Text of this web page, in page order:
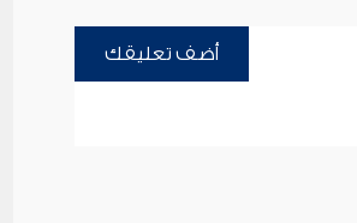
أضف تعليقك